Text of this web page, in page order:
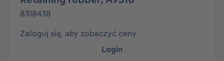
8318438
Zaloguj się, aby zobaczyć ceny
Login